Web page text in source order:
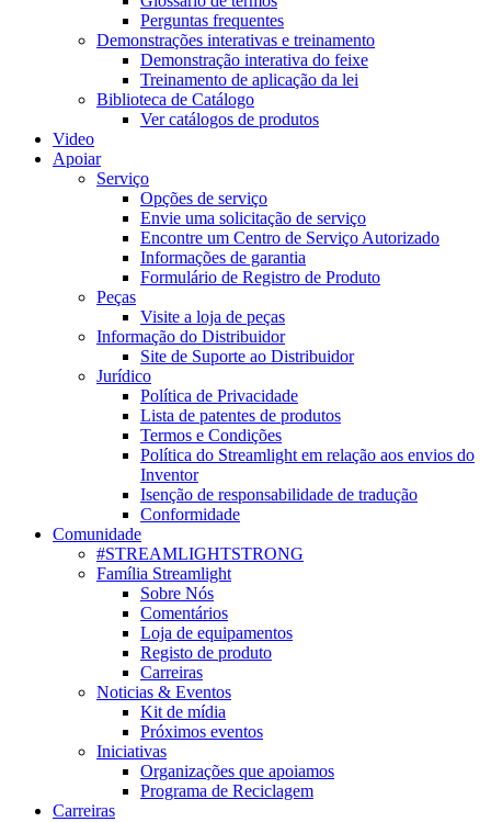
Perguntas frequentes
Demonstrações interativas e treinamento
Demonstração interativa do feixe
Treinamento de aplicação da lei
Biblioteca de Catálogo
Ver catálogos de produtos
Video
Apoiar
Serviço
Opções de serviço
Envie uma solicitação de serviço
Encontre um Centro de Serviço Autorizado
Informações de garantia
Formulário de Registro de Produto
Peças
Visite a loja de peças
Informação do Distribuidor
Site de Suporte ao Distribuidor
Jurídico
Política de Privacidade
Lista de patentes de produtos
Termos e Condições
Política do Streamlight em relação aos envios do
Inventor
Isenção de responsabilidade de tradução
Conformidade
Comunidade
#STREAMLIGHTSTRONG
Família Streamlight
Sobre Nós
Comentários
Loja de equipamentos
Registo de produto
Carreiras
Noticias & Eventos
Kit de mídia
Próximos eventos
Iniciativas
Organizações que apoiamos
Programa de Reciclagem
Carreiras